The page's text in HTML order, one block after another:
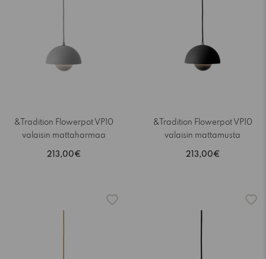
&Tradition Flowerpot VP10
valaisin mattaharmaa
213,00€
&Tradition Flowerpot VP10
valaisin mattamusta
213,00€